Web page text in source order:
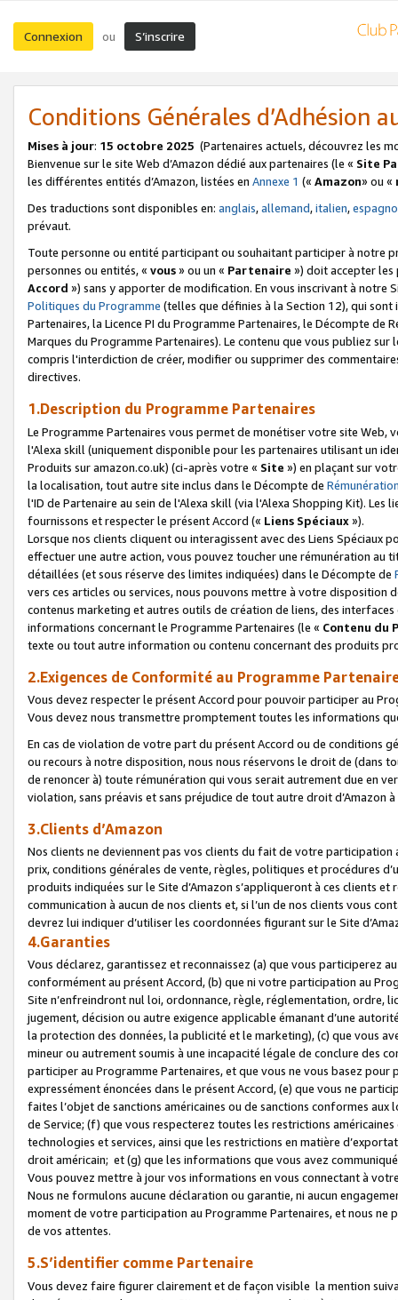
Connexion ou S’inscrire
Conditions Générales d’Adhésion
Mises à jour: 15 octobre 2025 (Partenaires actuels, découvrez les
Bienvenue sur le site Web d’Amazon dédié aux partenaires (le « Site
les différentes entités d’Amazon, listées en Annexe 1 (« Amazon» ou «
Des traductions sont disponibles en: anglais,allemand,italien,
prévaut.
Toute personne ou entité participant ou souhaitant participer à notre
personnes ou entités, « vous» ou un « Partenaire ») doit accepter les
Accord ») sans y apporter de modification. En vous inscrivant à notre
Politiques du Programme (telles que définies à la Section 12), qui
Partenaires, la Licence PI du Programme Partenaires, le Décompte de
Marques du Programme Partenaires). Le contenu que vous publiez
compris l'interdiction de créer, modifier ou supprimer des
directives.
1.Description du Programme Partenaires
Le Programme Partenaires vous permet de monétiser votre site Web,
l'Alexa skill (uniquement disponible pour les partenaires utilisant un
Produits sur amazon.co.uk) (ci-après votre « Site ») en plaçant sur
la localisation, tout autre site inclus dans le Décompte de
l'ID de Partenaire au sein de l'Alexa skill (via l'Alexa Shopping Kit).
fournissons et respecter le présent Accord (« Liens Spéciaux»).
Lorsque nos clients cliquent ou interagissent avec des Liens Spéciaux
effectuer une autre action, vous pouvez toucher une rémunération
détaillées (et sous réserve des limites indiquées) dans le Décompte de
vers ces articles ou services, nous pouvons mettre à votre disposition
contenus marketing et autres outils de création de liens, des
informations concernant le Programme Partenaires (le « Contenu du
texte ou tout autre information ou contenu concernant des produits
2.Exigences de Conformité au Programme
Vous devez respecter le présent Accord pour pouvoir participer au
Vous devez nous transmettre promptement toutes les informations
En cas de violation de votre part du présent Accord ou de conditions
ou recours à notre disposition, nous nous réservons le droit de (dans
de renoncer à) toute rémunération qui vous serait autrement due en
violation, sans préavis et sans préjudice de tout autre droit
3.Clients d’Amazon
Nos clients ne deviennent pas vos clients du fait de votre
prix, conditions générales de vente, règles, politiques et procédures
produits indiquées sur le Site d’Amazon s’appliqueront à ces clients
communication à aucun de nos clients et, si l’un de nos clients vous
devrez lui indiquer d’utiliser les coordonnées figurant sur le Site
4.Garanties
Vous déclarez, garantissez et reconnaissez (a) que vous participerez
conformément au présent Accord, (b) que ni votre participation au
Site n’enfreindront nul loi, ordonnance, règle, réglementation, ordre,
jugement, décision ou autre exigence applicable émanant d’une
la protection des données, la publicité et le marketing), (c) que vous
mineur ou autrement soumis à une incapacité légale de conclure des
participer au Programme Partenaires, et que vous ne vous basez
expressément énoncées dans le présent Accord, (e) que vous ne
faites l’objet de sanctions américaines ou de sanctions conformes
de Service; (f) que vous respecterez toutes les restrictions
technologies et services, ainsi que les restrictions en matière
droit américain; et (g) que les informations que vous avez
Vous pouvez mettre à jour vos informations en vous connectant à
Nous ne formulons aucune déclaration ou garantie, ni aucun
moment de votre participation au Programme Partenaires, et nous
de vos attentes.
5.S’identifier comme Partenaire
Vous devez faire figurer clairement et de façon visible la mention